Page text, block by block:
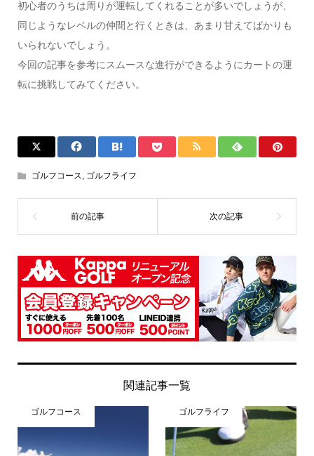
初心者のうちは周りが運転してくれることが多いでしょうが、
同じようなレベルの仲間と行くときは、あまり甘えてばかりも
いられないでしょう。
今回の記事を参考にスムースな進行ができるようにカートの運
転に挑戦してみてください。
ゴルフコース, ゴルフライフ
関連記事一覧
ゴルフコース ゴルフライフ